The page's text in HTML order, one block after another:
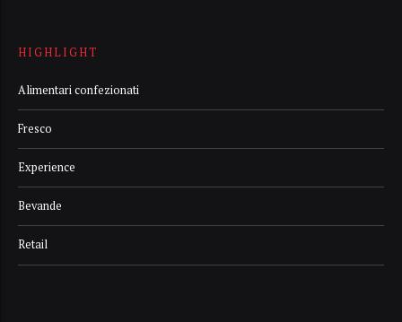
HIGHLIGHT
Alimentari confezionati
Fresco
Experience
Bevande
Retail